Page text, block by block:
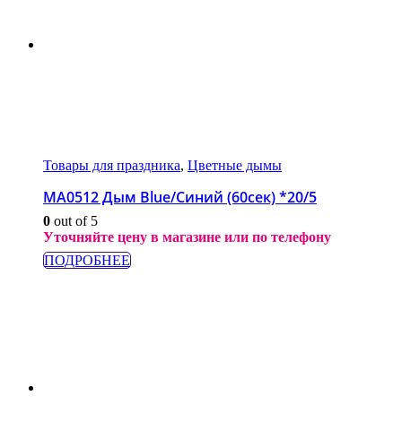
Товары для праздника, Цветные дымы
МА0512 Дым Blue/Синий (60сек) *20/5
0 out of 5
Уточняйте цену в магазине или по телефону
ПОДРОБНЕЕ